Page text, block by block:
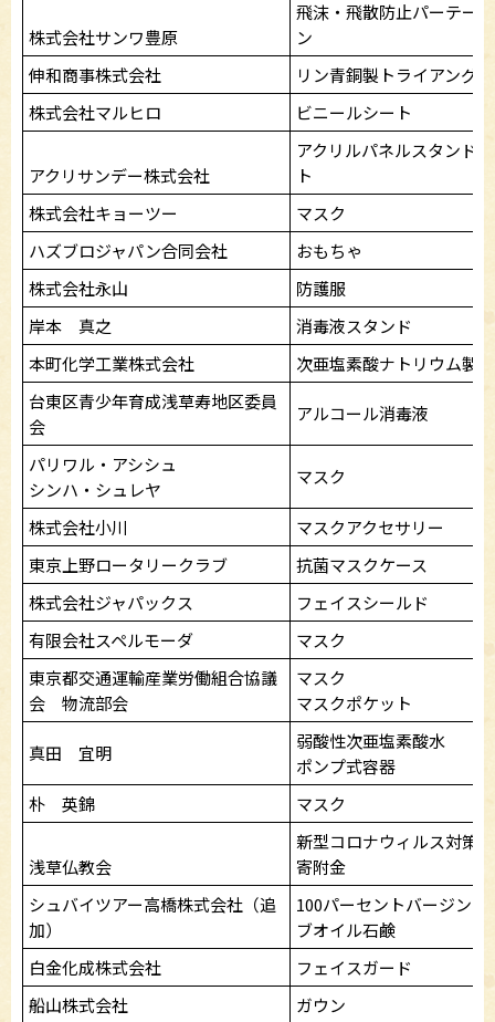
株式会社サンワ豊原
飛沫・飛散防止パーテー
ン
伸和商事株式会社
リン青銅製トライアングル
株式会社マルヒロ
ビニールシート
アクリサンデー株式会社
アクリルパネルスタンド
ト
株式会社キョーツー
マスク
ハズブロジャパン合同会社
おもちゃ
株式会社永山
防護服
岸本 真之
消毒液スタンド
本町化学工業株式会社
次亜塩素酸ナトリウム製剤
台東区青少年育成浅草寿地区委員
会
アルコール消毒液
パリワル・アシシュ
シンハ・シュレヤ
マスク
株式会社小川
マスクアクセサリー
東京上野ロータリークラブ
抗菌マスクケース
株式会社ジャパックス
フェイスシールド
有限会社スペルモーダ
マスク
東京都交通運輸産業労働組合協議
会 物流部会
マスク
マスクポケット
真田 宜明
弱酸性次亜塩素酸水
ポンプ式容器
朴 英錦
マスク
浅草仏教会
新型コロナウィルス対策
寄附金
シュバイツアー高橋株式会社（追
加）
100パーセントバージンオ
ブオイル石鹸
白金化成株式会社
フェイスガード
船山株式会社
ガウン